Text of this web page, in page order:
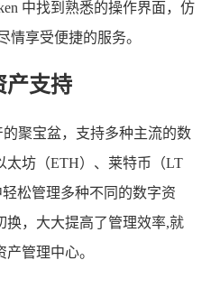
中找到熟悉的操作界面，仿
情享受便捷的服务。
产支持
聚宝盆，支持多种主流的数
太坊（ETH）、莱特币（LT
松管理多种不同的数字资
换，大大提高了管理效率,就
管理中心。